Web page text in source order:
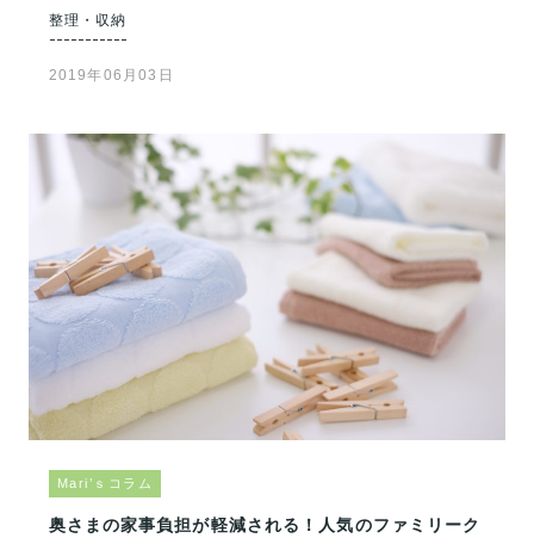
整理・収納
2019年06月03日
Mari’ｓコラム
奥さまの家事負担が軽減される！人気のファミリーク